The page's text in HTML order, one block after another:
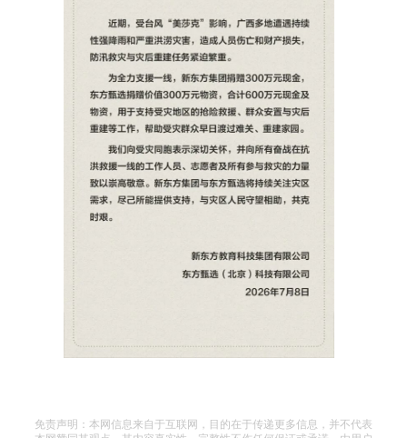
免责声明：本网信息来自于互联网，目的在于传递更多信息，并不代表